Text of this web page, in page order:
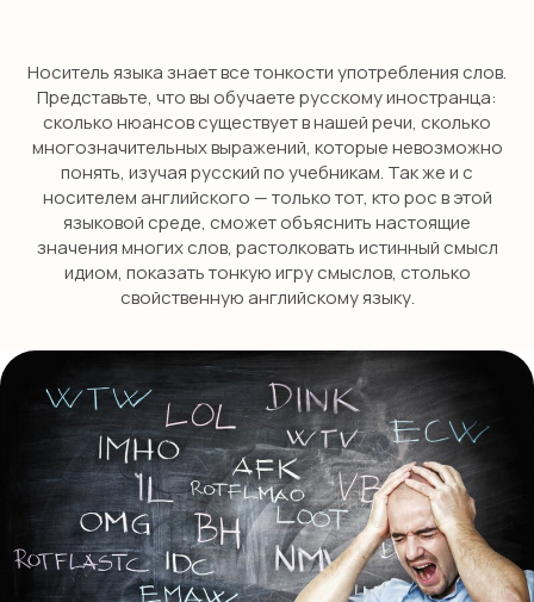
Носитель языка знает все тонкости употребления слов.
Представьте, что вы обучаете русскому иностранца:
сколько нюансов существует в нашей речи, сколько
многозначительных выражений, которые невозможно
понять, изучая русский по учебникам. Так же и с
носителем английского — только тот, кто рос в этой
языковой среде, сможет объяснить настоящие
значения многих слов, растолковать истинный смысл
идиом, показать тонкую игру смыслов, столько
свойственную английскому языку.